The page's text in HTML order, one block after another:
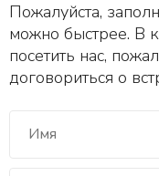
Пожалуйста,
можно быстрее. В
посетить нас,
договориться о